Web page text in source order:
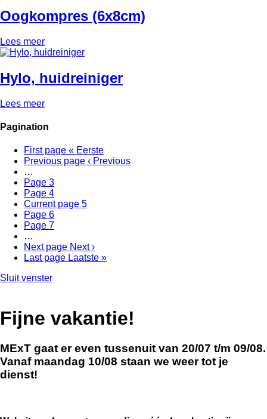
Oogkompres (6x8cm)
Lees meer
Hylo, huidreiniger
Lees meer
Pagination
First page « Eerste
Previous page ‹ Previous
…
Page 3
Page 4
Current page 5
Page 6
Page 7
…
Next page Next ›
Last page Laatste »
Sluit venster
Fijne vakantie!
MExT gaat er even tussenuit van 20/07 t/m 09/08.
Vanaf maandag 10/08 staan we weer tot je
dienst!